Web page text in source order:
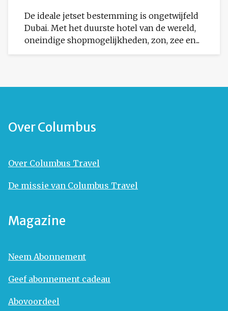
De ideale jetset bestemming is ongetwijfeld
Dubai. Met het duurste hotel van de wereld,
oneindige shopmogelijkheden, zon, zee en...
Over Columbus
Over Columbus Travel
De missie van Columbus Travel
Magazine
Neem Abonnement
Geef abonnement cadeau
Abovoordeel